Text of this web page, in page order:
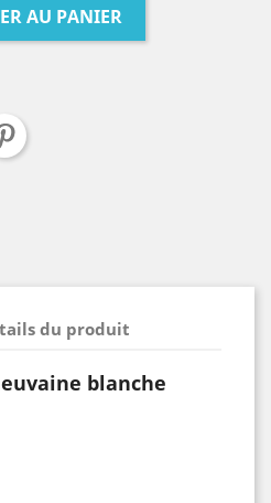
AU PANIER
du produit
blanche